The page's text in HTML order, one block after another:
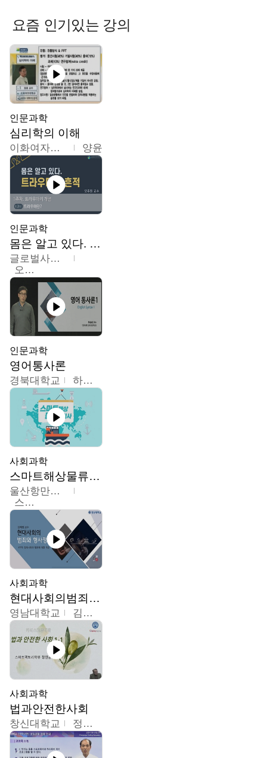
요즘 인기있는 강의
인문과학
심리학의 이해
이화여자대학교 양윤
인문과학
몸은 알고 있다. 트라우마의 흔적
글로벌사이버대학교
오주원
인문과학
영어통사론
경북대학교 하승완
사회과학
스마트해상물류관리사 교육과정2
울산항만공사
스마트해상물류관리사 교육위원회
사회과학
현대사회의범죄와형사정책
영남대학교 김혜정
사회과학
법과안전한사회
창신대학교 정연균